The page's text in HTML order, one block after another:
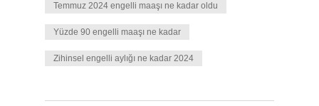
Temmuz 2024 engelli maaşı ne kadar oldu
Yüzde 90 engelli maaşı ne kadar
Zihinsel engelli aylığı ne kadar 2024